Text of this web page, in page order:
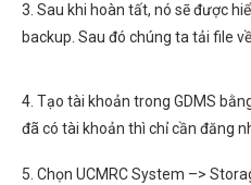
3. Sau khi hoàn tất, nó sẽ được
backup. Sau đó chúng ta tải file về
4. Tạo tài khoản trong GDMS
đã có tài khoản thì chỉ cần đăng
5. Chọn UCMRC System –>